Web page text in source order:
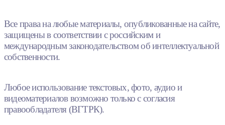
Все права на любые материалы, опубликованные на сайте,
защищены в соответствии с российским и
международным законодательством об интеллектуальной
собственности.
Любое использование текстовых, фото, аудио и
видеоматериалов возможно только с согласия
правообладателя (ВГТРК).